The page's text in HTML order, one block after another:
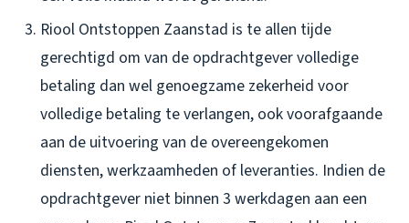
Riool Ontstoppen Zaanstad is te allen tijde
gerechtigd om van de opdrachtgever volledige
betaling dan wel genoegzame zekerheid voor
volledige betaling te verlangen, ook voorafgaande
aan de uitvoering van de overeengekomen
diensten, werkzaamheden of leveranties. Indien de
opdrachtgever niet binnen 3 werkdagen aan een